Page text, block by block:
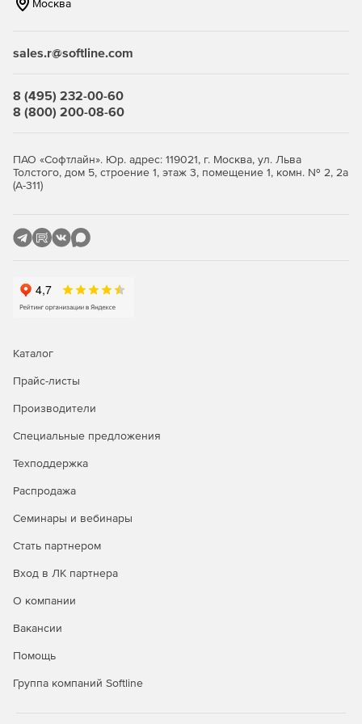
информации или выполните собственную реализацию
Гибкое развертывание
Интеграция с инфраструктурой
продуктами в магазине Marketplace или с помощью
специального API с целью предоставления своим
Москва
sales.r@softline.com
8 (495) 232-00-60
8 (800) 200-08-60
ПАО «Софтлайн». Юр. адрес: 119021, г. Москва, ул. Льва
Толстого, дом 5, строение 1, этаж 3, помещение 1, комн. № 2, 2а
(А-311)
Каталог
Прайс-листы
Производители
Специальные предложения
Техподдержка
Распродажа
Семинары и вебинары
Стать партнером
Вход в ЛК партнера
О компании
Вакансии
Помощь
Группа компаний Softline